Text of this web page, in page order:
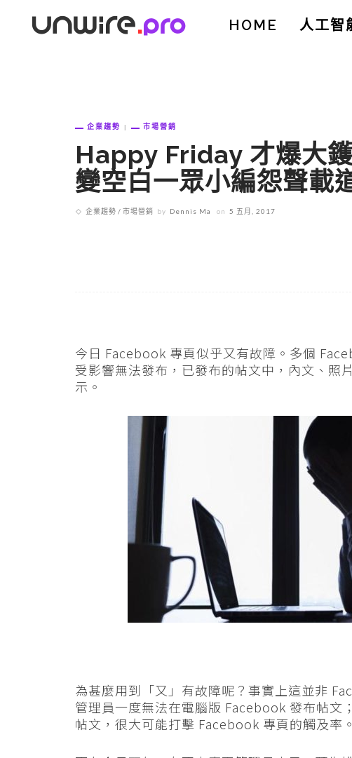
HOME 人工智
企業趨勢 市場營銷
Happy Friday 才爆大
變空白一眾小編怨聲載
企業趨勢 市場營銷 by Dennis Ma on 5 五月, 2017
今日 Facebook 專頁似乎又有故障。多個
受影響無法發布，已發布的帖文中，內文、照
示。
為甚麼用到「又」有故障呢？事實上這並非
管理員一度無法在電腦版 Facebook 發布帖文；
帖文，很大可能打擊 Facebook 專頁的觸及率。